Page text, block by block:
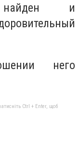
найден и
него
Ctrl + Enter, щоб